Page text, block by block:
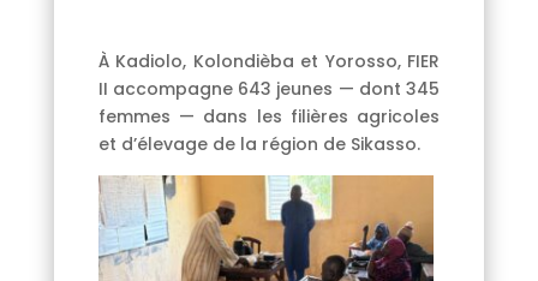
À Kadiolo, Kolondièba et Yorosso, FIER
II accompagne 643 jeunes — dont 345
femmes — dans les filières agricoles
et d’élevage de la région de Sikasso.